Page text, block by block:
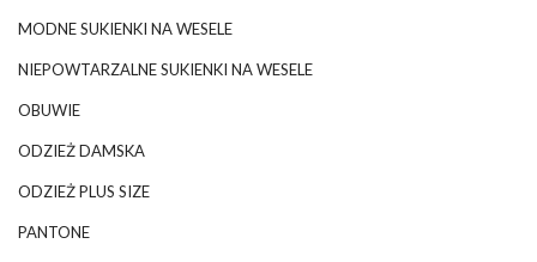
MODNE SUKIENKI NA WESELE
NIEPOWTARZALNE SUKIENKI NA WESELE
OBUWIE
ODZIEŻ DAMSKA
ODZIEŻ PLUS SIZE
PANTONE